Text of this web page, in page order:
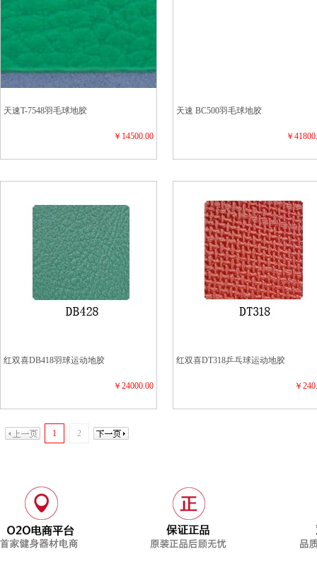
天速T-7548羽毛球地胶
￥14500.00
天速 BC500羽毛球地胶
￥
红双喜DB418羽球运动地胶
￥24000.00
红双喜DT318乒乓球运动地胶
￥
1 2